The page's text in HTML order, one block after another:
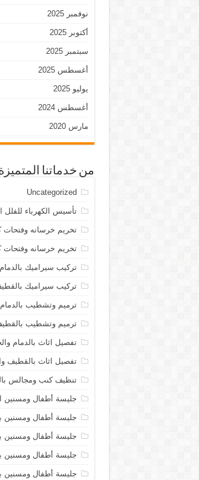
نوفمبر 2025
أكتوبر 2025
سبتمبر 2025
أغسطس 2025
يوليو 2025
أغسطس 2024
مارس 2020
من خدماتنا
Uncategorized
تأسيس الكهرباء للفلل
تخريم خرسانه وفتحات
تخريم خرسانه وفتحات
تركيب سيراميك بالدمام
تركيب سيراميك
ترميم وتشطيب بالدمام
ترميم وتشطيب
تفصيل اثاث بالدمام
تفصيل اثاث بالقطيف
تنظيف كنب ومجالس
جليسة أطفال ومسنين
جليسة أطفال ومسنين
جليسة أطفال ومسنين
جليسة أطفال ومسنين
جليسة أطفال ومسنين